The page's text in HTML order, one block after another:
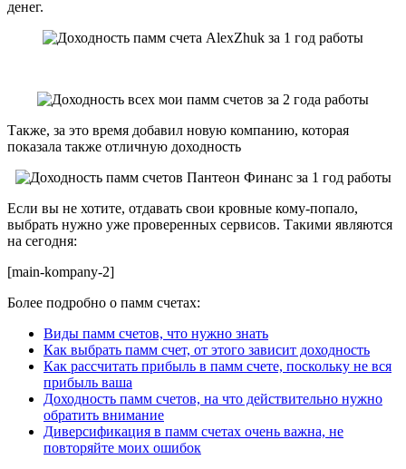
денег.
Также, за это время добавил новую компанию, которая
показала также отличную доходность
Если вы не хотите, отдавать свои кровные кому-попало,
выбрать нужно уже проверенных сервисов. Такими являются
на сегодня:
[main-kompany-2]
Более подробно о памм счетах:
Виды памм счетов, что нужно знать
Как выбрать памм счет, от этого зависит доходность
Как рассчитать прибыль в памм счете, поскольку не вся
прибыль ваша
Доходность памм счетов, на что действительно нужно
обратить внимание
Диверсификация в памм счетах очень важна, не
повторяйте моих ошибок